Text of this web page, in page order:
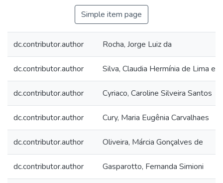
Simple item page
dc.contributor.author Rocha, Jorge Luiz da
dc.contributor.author Silva, Claudia Hermínia de Lima e
dc.contributor.author Cyriaco, Caroline Silveira Santos
dc.contributor.author Cury, Maria Eugênia Carvalhaes
dc.contributor.author Oliveira, Márcia Gonçalves de
dc.contributor.author Gasparotto, Fernanda Simioni